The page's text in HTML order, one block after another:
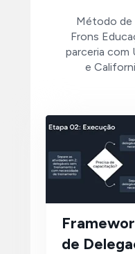
Método de
Frons
parceria com
e
de